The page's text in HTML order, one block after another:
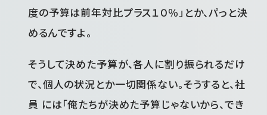
度の予算は前年対比プラス１０％」とか、パっと決
めるんですよ。
そうして決めた予算が、各人に割り振られるだけ
で、個人の状況とか一切関係ない。そうすると、社
員 には「俺たちが決めた予算じゃないから、でき